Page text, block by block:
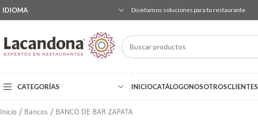
IDIOMA Diseñamos soluciones para tu restaurante
CATEGORÍAS INICIOCATÁLOGONOSOTROSCLIENTES
Inicio Bancos BANCO DE BAR ZAPATA